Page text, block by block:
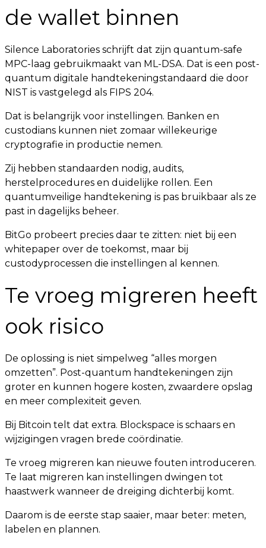
de wallet binnen
Silence Laboratories schrijft dat zijn quantum-safe
MPC-laag gebruikmaakt van ML-DSA. Dat is een post-
quantum digitale handtekeningstandaard die door
NIST is vastgelegd als FIPS 204.
Dat is belangrijk voor instellingen. Banken en
custodians kunnen niet zomaar willekeurige
cryptografie in productie nemen.
Zij hebben standaarden nodig, audits,
herstelprocedures en duidelijke rollen. Een
quantumveilige handtekening is pas bruikbaar als ze
past in dagelijks beheer.
BitGo probeert precies daar te zitten: niet bij een
whitepaper over de toekomst, maar bij
custodyprocessen die instellingen al kennen.
Te vroeg migreren heeft
ook risico
De oplossing is niet simpelweg “alles morgen
omzetten”. Post-quantum handtekeningen zijn
groter en kunnen hogere kosten, zwaardere opslag
en meer complexiteit geven.
Bij Bitcoin telt dat extra. Blockspace is schaars en
wijzigingen vragen brede coördinatie.
Te vroeg migreren kan nieuwe fouten introduceren.
Te laat migreren kan instellingen dwingen tot
haastwerk wanneer de dreiging dichterbij komt.
Daarom is de eerste stap saaier, maar beter: meten,
labelen en plannen.